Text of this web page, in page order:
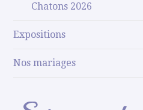
Chatons 2026
Expositions
Nos mariages